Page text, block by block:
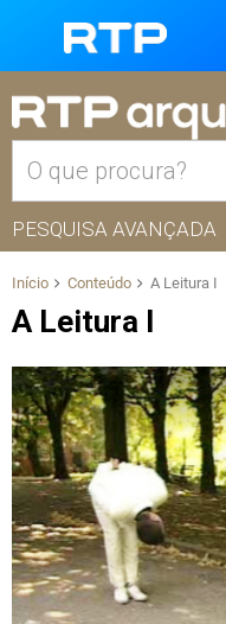
PESQUISA AVANÇADA
Início Conteúdo A Leitura I
A Leitura I